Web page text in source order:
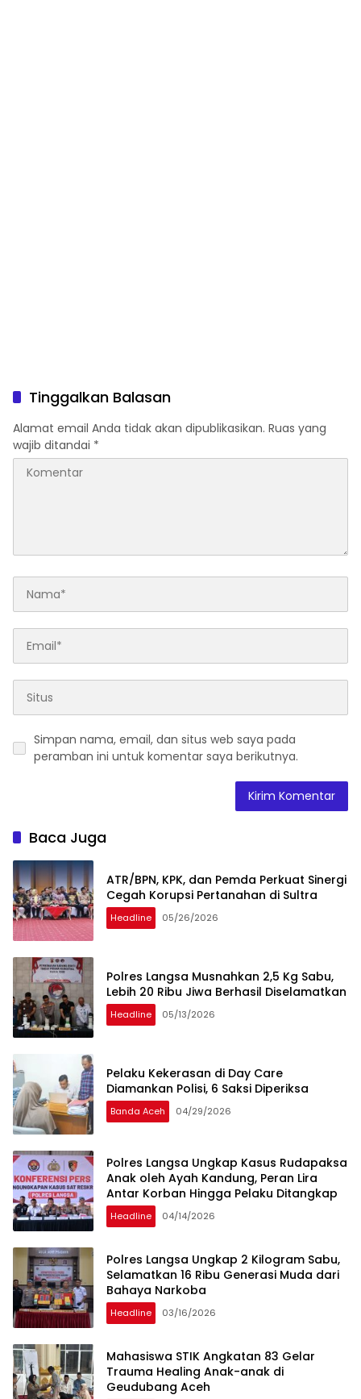
Tinggalkan Balasan
Alamat email Anda tidak akan dipublikasikan. Ruas yang
wajib ditandai *
Simpan nama, email, dan situs web saya pada
peramban ini untuk komentar saya berikutnya.
Baca Juga
ATR/BPN, KPK, dan Pemda Perkuat Sinergi
Cegah Korupsi Pertanahan di Sultra
Headline 05/26/2026
Polres Langsa Musnahkan 2,5 Kg Sabu,
Lebih 20 Ribu Jiwa Berhasil Diselamatkan
Headline 05/13/2026
Pelaku Kekerasan di Day Care
Diamankan Polisi, 6 Saksi Diperiksa
Banda Aceh 04/29/2026
Polres Langsa Ungkap Kasus Rudapaksa
Anak oleh Ayah Kandung, Peran Lira
Antar Korban Hingga Pelaku Ditangkap
Headline 04/14/2026
Polres Langsa Ungkap 2 Kilogram Sabu,
Selamatkan 16 Ribu Generasi Muda dari
Bahaya Narkoba
Headline 03/16/2026
Mahasiswa STIK Angkatan 83 Gelar
Trauma Healing Anak-anak di
Geudubang Aceh